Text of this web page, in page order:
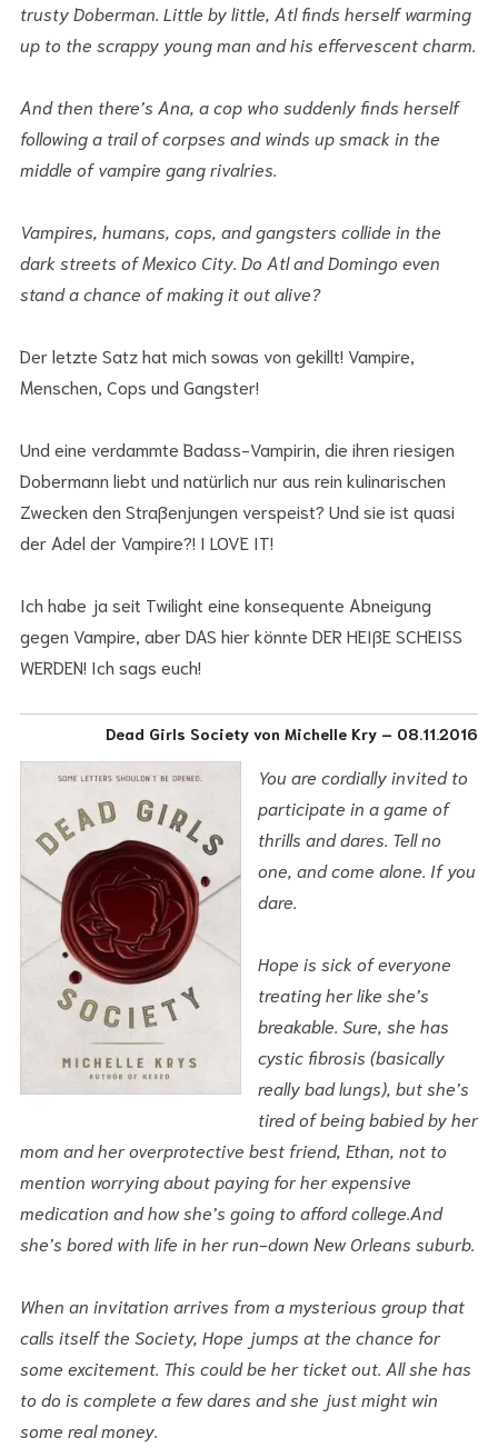
trusty Doberman. Little by little, Atl finds herself warming
up to the scrappy young man and his effervescent charm.
And then there’s Ana, a cop who suddenly finds herself
following a trail of corpses and winds up smack in the
middle of vampire gang rivalries.
Vampires, humans, cops, and gangsters collide in the
dark streets of Mexico City. Do Atl and Domingo even
stand a chance of making it out alive?
Der letzte Satz hat mich sowas von gekillt! Vampire,
Menschen, Cops und Gangster!
Und eine verdammte Badass-Vampirin, die ihren riesigen
Dobermann liebt und natürlich nur aus rein kulinarischen
Zwecken den Straßenjungen verspeist? Und sie ist quasi
der Adel der Vampire?! I LOVE IT!
Ich habe ja seit Twilight eine konsequente Abneigung
gegen Vampire, aber DAS hier könnte DER HEIßE SCHEISS
WERDEN! Ich sags euch!
Dead Girls Society von Michelle Kry – 08.11.2016
You are cordially invited to
participate in a game of
thrills and dares. Tell no
one, and come alone. If you
dare.
Hope is sick of everyone
treating her like she’s
breakable. Sure, she has
cystic fibrosis (basically
really bad lungs), but she’s
tired of being babied by her
mom and her overprotective best friend, Ethan, not to
mention worrying about paying for her expensive
medication and how she’s going to afford college.And
she’s bored with life in her run-down New Orleans suburb.
When an invitation arrives from a mysterious group that
calls itself the Society, Hope jumps at the chance for
some excitement. This could be her ticket out. All she has
to do is complete a few dares and she just might win
some real money.